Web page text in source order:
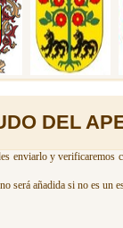
DEL
enviarlo y
será añadida si no es un